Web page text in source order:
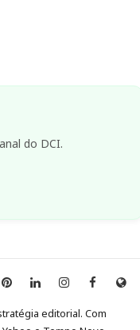
do DCI.
Anny
no
Anny
no
Anny
no
Anny
no
Site
editorial. Com